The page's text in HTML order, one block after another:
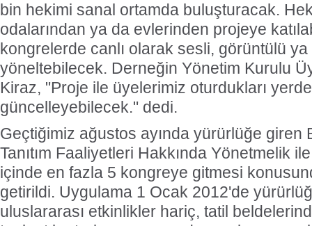
bin hekimi sanal ortamda buluşturacak.
odalarından ya da evlerinden projeye
kongrelerde canlı olarak sesli, görüntülü ya
yöneltebilecek. Derneğin Yönetim Kurulu
Kiraz, "Proje ile üyelerimiz oturdukları
güncelleyebilecek." dedi.
Geçtiğimiz ağustos ayında yürürlüğe giren
Tanıtım Faaliyetleri Hakkında Yönetmelik
içinde en fazla 5 kongreye gitmesi
getirildi. Uygulama 1 Ocak 2012'de
uluslararası etkinlikler hariç, tatil